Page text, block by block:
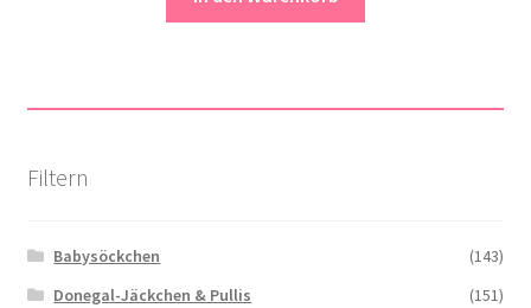
Filtern
Babysöckchen
(143)
Donegal-Jäckchen & Pullis
(151)